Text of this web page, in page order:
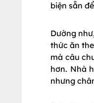
biện sẵn
Dường
thức ăn
mà câu
hơn. Nhà
nhưng